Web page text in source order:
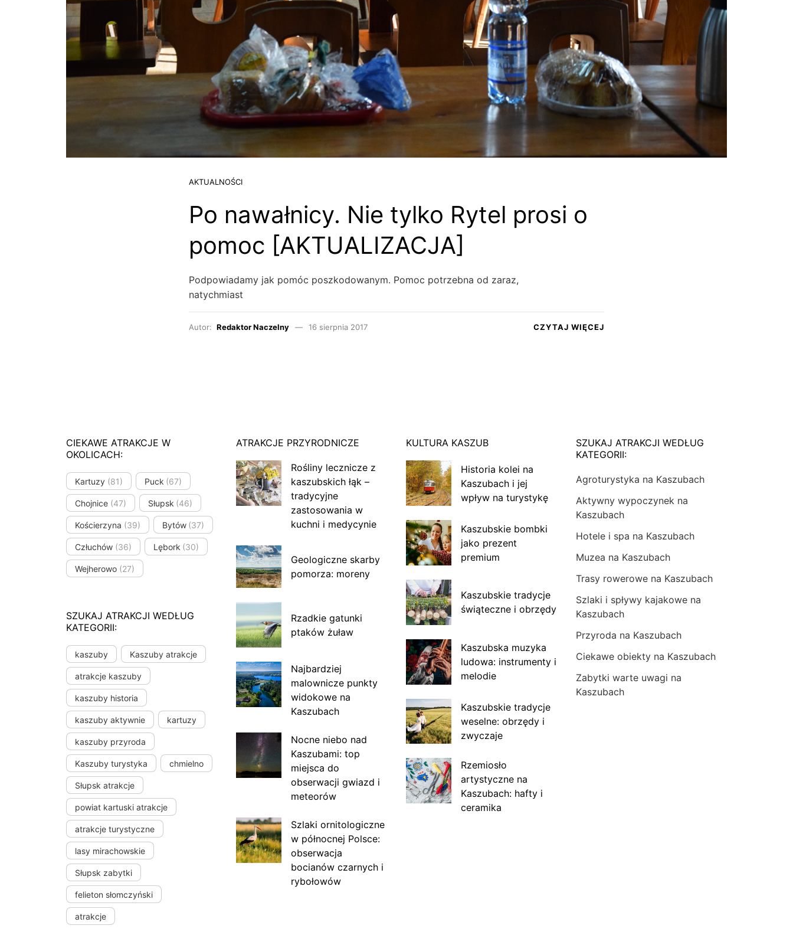
AKTUALNOŚCI
Po nawałnicy. Nie tylko Rytel prosi o
pomoc [AKTUALIZACJA]
Podpowiadamy jak pomóc poszkodowanym. Pomoc potrzebna od zaraz,
natychmiast
Autor: Redaktor Naczelny 16 sierpnia 2017 CZYTAJ WIĘCEJ
CIEKAWE ATRAKCJE W
OKOLICACH:
Kartuzy (81) Puck (67)
Chojnice (47) Słupsk (46)
Kościerzyna (39) Bytów (37)
Człuchów (36) Lębork (30)
Wejherowo (27)
SZUKAJ ATRAKCJI WEDŁUG
KATEGORII:
kaszuby Kaszuby atrakcje
atrakcje kaszuby
kaszuby historia
kaszuby aktywnie kartuzy
kaszuby przyroda
Kaszuby turystyka chmielno
Słupsk atrakcje
powiat kartuski atrakcje
atrakcje turystyczne
lasy mirachowskie
Słupsk zabytki
felieton słomczyński
atrakcje
ATRAKCJE PRZYRODNICZE
Rośliny lecznicze z
kaszubskich łąk –
tradycyjne
zastosowania w
kuchni i medycynie
Geologiczne skarby
pomorza: moreny
Rzadkie gatunki
ptaków żuław
Najbardziej
malownicze punkty
widokowe na
Kaszubach
Nocne niebo nad
Kaszubami: top
miejsca do
obserwacji gwiazd i
meteorów
Szlaki ornitologiczne
w północnej Polsce:
obserwacja
bocianów czarnych i
rybołowów
KULTURA KASZUB
Historia kolei na
Kaszubach i jej
wpływ na turystykę
Kaszubskie bombki
jako prezent
premium
Kaszubskie tradycje
świąteczne i obrzędy
Kaszubska muzyka
ludowa: instrumenty i
melodie
Kaszubskie tradycje
weselne: obrzędy i
zwyczaje
Rzemiosło
artystyczne na
Kaszubach: hafty i
ceramika
SZUKAJ ATRAKCJI WEDŁUG
KATEGORII:
Agroturystyka na Kaszubach
Aktywny wypoczynek na
Kaszubach
Hotele i spa na Kaszubach
Muzea na Kaszubach
Trasy rowerowe na Kaszubach
Szlaki i spływy kajakowe na
Kaszubach
Przyroda na Kaszubach
Ciekawe obiekty na Kaszubach
Zabytki warte uwagi na
Kaszubach